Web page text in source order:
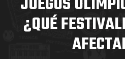
¿QUÉ